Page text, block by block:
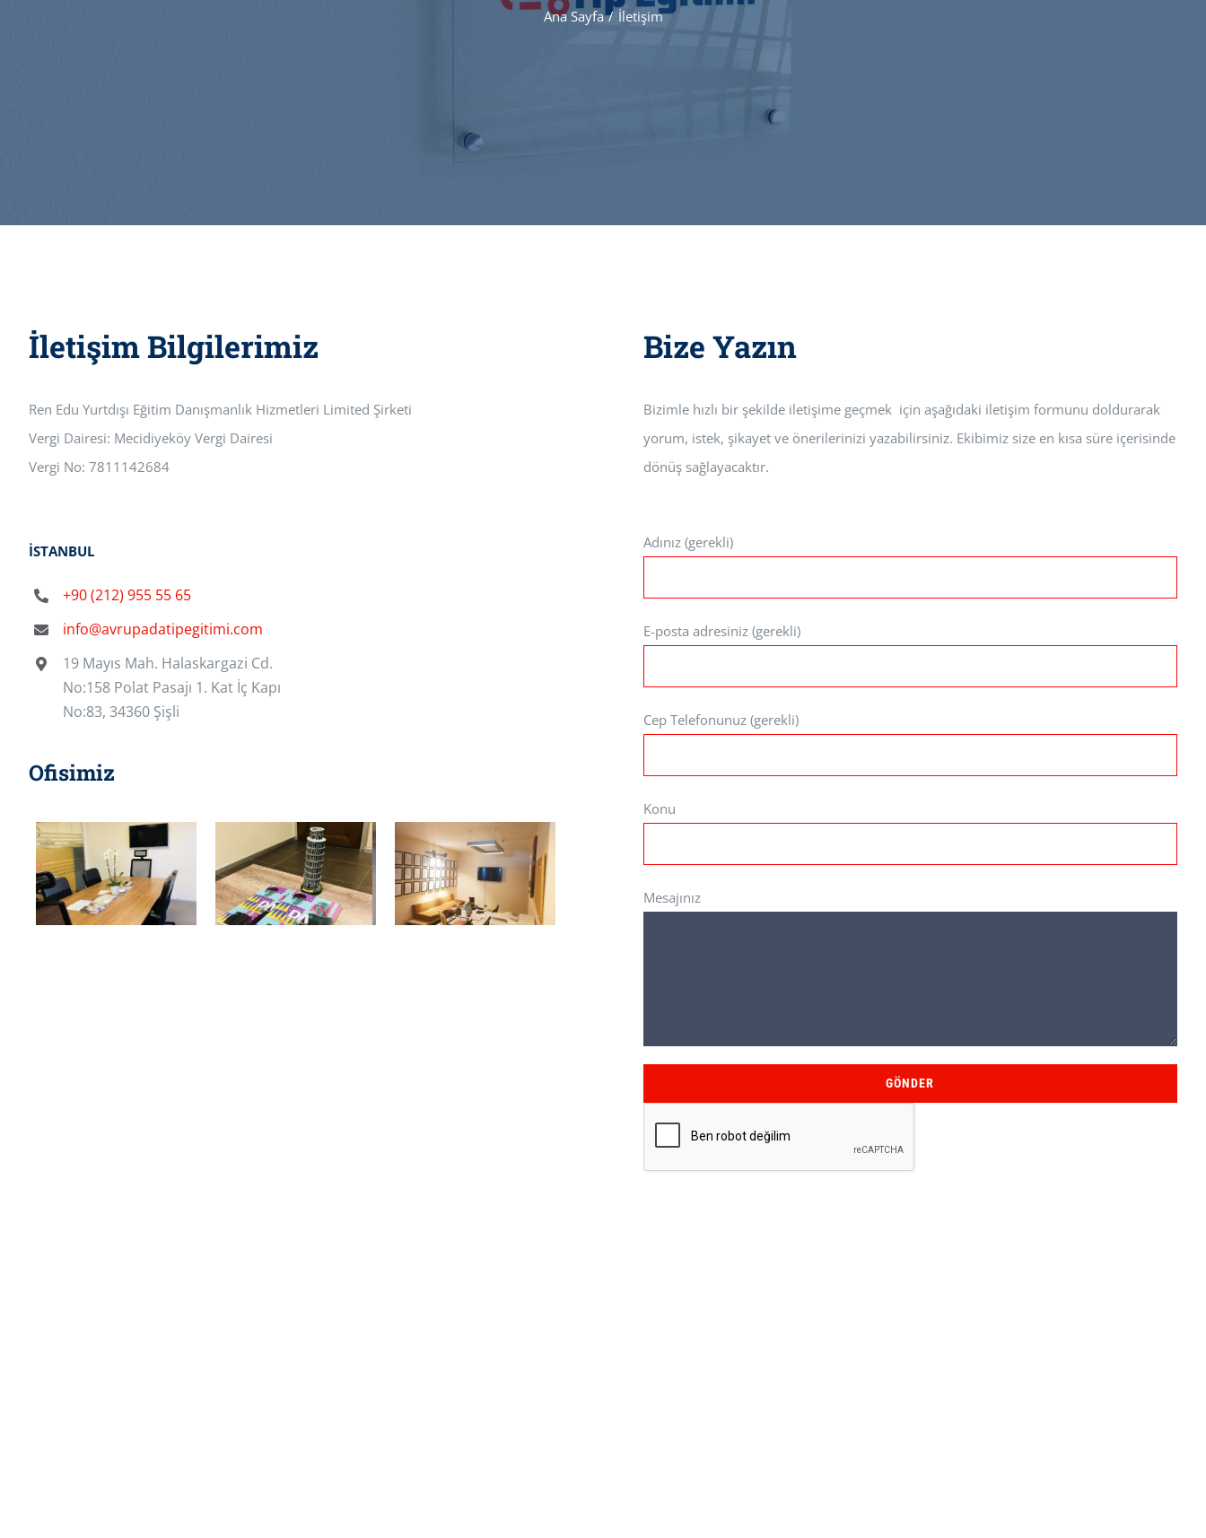
Ana Sayfa İletişim
İletişim Bilgilerimiz
Ren Edu Yurtdışı Eğitim Danışmanlık Hizmetleri Limited Şirketi
Vergi Dairesi: Mecidiyeköy Vergi Dairesi
Vergi No: 7811142684
İSTANBUL
+90 (212) 955 55 65
info@avrupadatipegitimi.com
19 Mayıs Mah. Halaskargazi Cd.
No:158 Polat Pasajı 1. Kat İç Kapı
No:83, 34360 Şişli
Ofisimiz
Bize Yazın
Bizimle hızlı bir şekilde iletişime geçmek için aşağıdaki iletişim formunu doldurarak
yorum, istek, şikayet ve önerilerinizi yazabilirsiniz. Ekibimiz size en kısa süre içerisinde
dönüş sağlayacaktır.
Adınız (gerekli)
E-posta adresiniz (gerekli)
Cep Telefonunuz (gerekli)
Konu
Mesajınız